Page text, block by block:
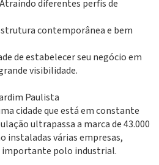
diferentes perfis de
contemporânea e bem
de estabelecer seu negócio em
visibilidade.
Paulista
cidade que está em constante
ultrapassa a marca de 43.000
instaladas várias empresas,
importante polo industrial.